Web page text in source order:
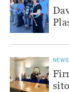
NEWS